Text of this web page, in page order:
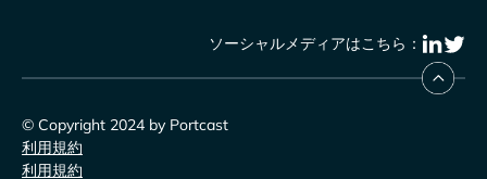
ソーシャルメディアはこちら：
© Copyright 2024 by Portcast
利用規約
利用規約